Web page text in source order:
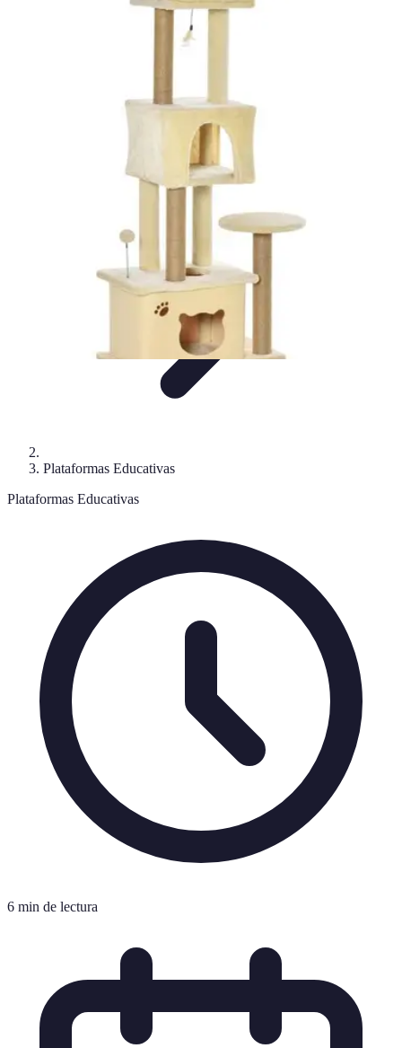
Herramientas Digitales
Aprendizaje Colaborativo
Educación Digital
Plataformas Educativas
Plataformas Educativas
6 min de lectura